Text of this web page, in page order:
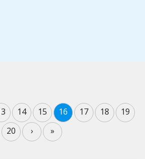
14 15 16 17 18
19
20
› »